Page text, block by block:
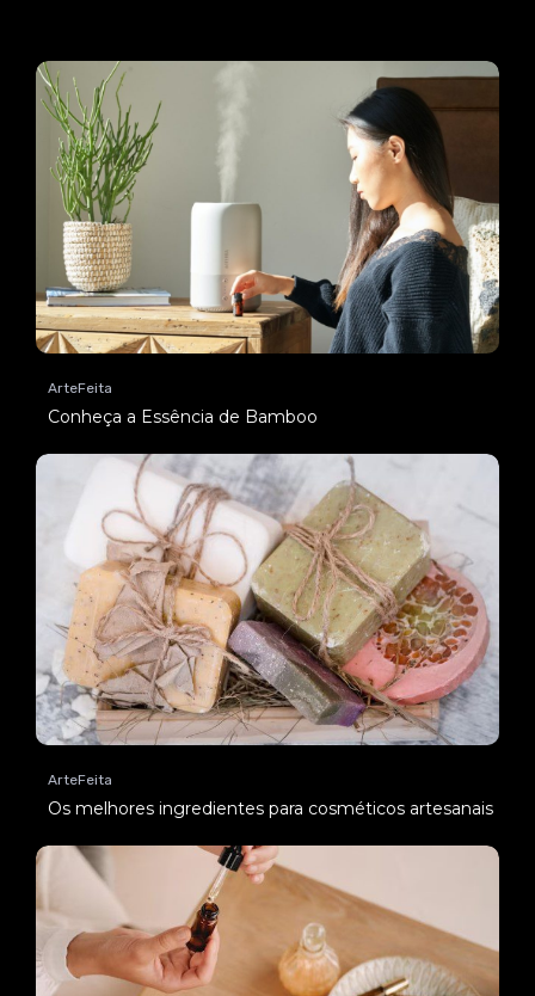
ArteFeita
Conheça a Essência de Bamboo
ArteFeita
Os melhores ingredientes para cosméticos artesanais